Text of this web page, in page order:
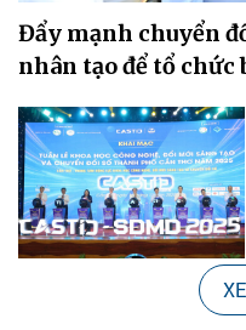
Đẩy mạnh chuyển
nhân tạo để tổ chức